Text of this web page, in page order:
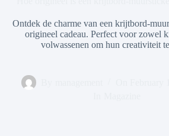
Ontdek de charme van een krijtbord-
origineel cadeau. Perfect voor zowel
volwassenen om hun creativiteit